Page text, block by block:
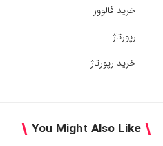
خرید فالوور
رپورتاژ
خرید رپورتاژ
You Might Also Like